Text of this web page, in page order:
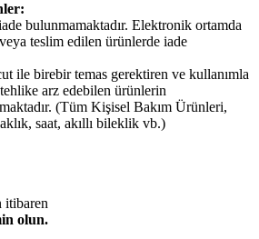
bulunmamaktadır. Elektronik ortamda
teslim edilen ürünlerde iade
ile birebir temas gerektiren ve kullanımla
tehlike arz edebilen ürünlerin
(Tüm Kişisel Bakım Ürünleri,
saat, akıllı bileklik vb.)
itibaren
olun.